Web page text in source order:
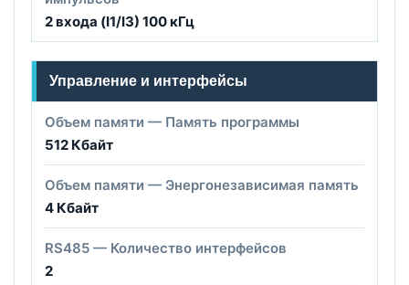
2 входа (I1/I3) 100 кГц
Управление и интерфейсы
Объем памяти — Память программы
512 Кбайт
Объем памяти — Энергонезависимая память
4 Кбайт
RS485 — Количество интерфейсов
2